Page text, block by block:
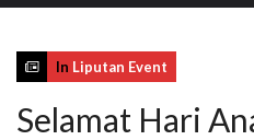
In Liputan Event
Selamat Hari